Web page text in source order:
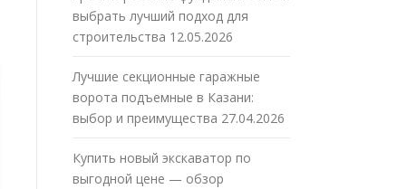
выбрать лучший подход для
строительства 12.05.2026
Лучшие секционные гаражные
ворота подъемные в Казани:
выбор и преимущества 27.04.2026
Купить новый экскаватор по
выгодной цене — обзор